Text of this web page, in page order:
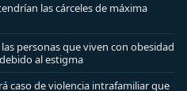
las cárceles de máxima
las personas que viven con obesidad
al estigma
caso de violencia intrafamiliar que